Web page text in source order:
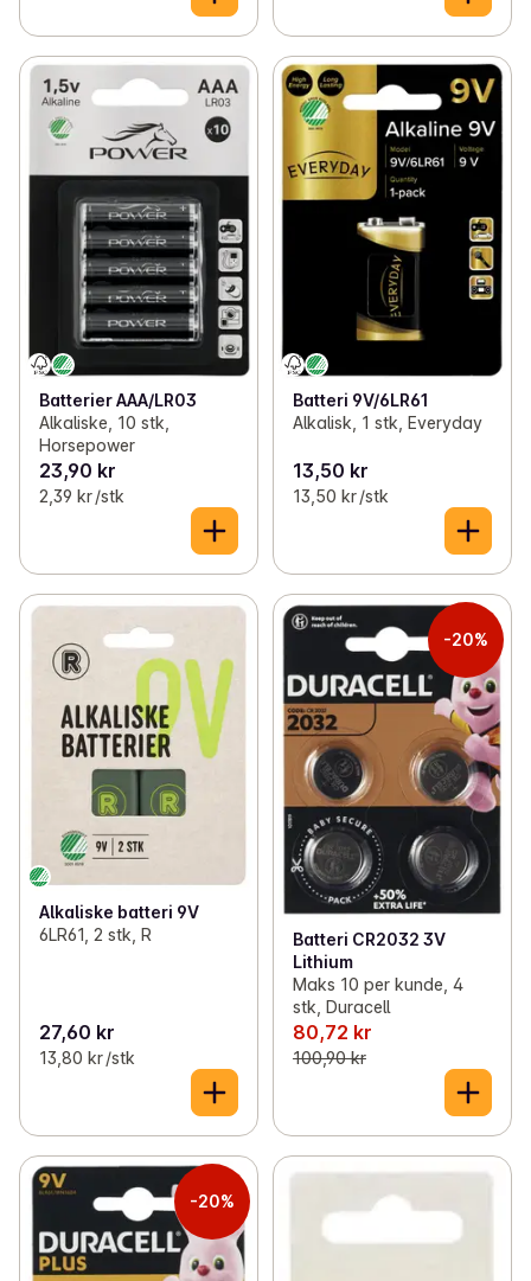
Batterier AAA/LR03
Alkaliske, 10 stk,
Horsepower
23,90 kr
2,39 kr /stk
Batteri 9V/6LR61
Alkalisk, 1 stk, Everyday
13,50 kr
13,50 kr /stk
Alkaliske batteri 9V
6LR61, 2 stk, R
27,60 kr
13,80 kr /stk
-20%
Batteri CR2032 3V
Lithium
Maks 10 per kunde, 4
stk, Duracell
80,72 kr
100,90 kr
-20%